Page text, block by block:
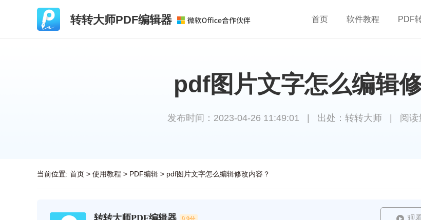
转转大师PDF编辑器 首页 软件教程 PDF
pdf图片文字怎么编辑
发布时间：2023-04-26 11:49:01 出处：转转大师 阅读
当前位置: 首页 > 使用教程 > PDF编辑 > pdf图片文字怎么编辑修改内容？
转转大师PDF编辑器 观